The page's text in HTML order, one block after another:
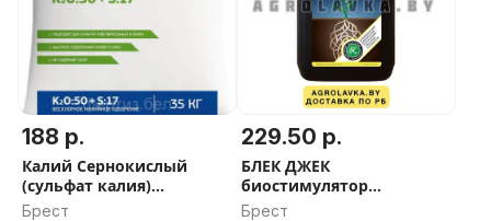
188 р.
Калий Сернокислый
(сульфат калия)
гранулированный, 35кг
Брест
229.50 р.
БЛЕК ДЖЕК
биостимулятор
корнеобразования
Брест